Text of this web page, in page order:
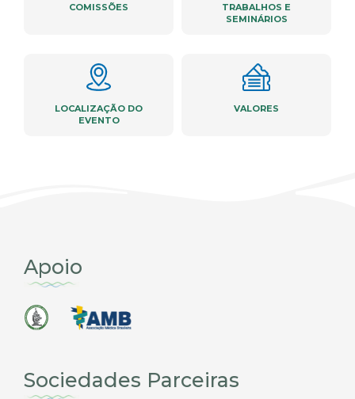
COMISSÕES
TRABALHOS E
SEMINÁRIOS
LOCALIZAÇÃO DO
EVENTO
VALORES
Apoio
Sociedades Parceiras